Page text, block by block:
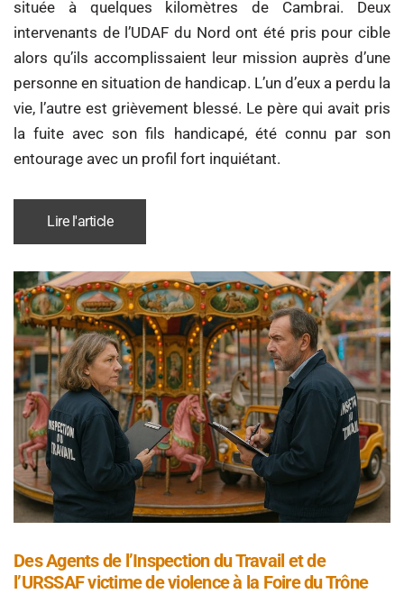
située à quelques kilomètres de Cambrai. Deux
intervenants de l’UDAF du Nord ont été pris pour cible
alors qu’ils accomplissaient leur mission auprès d’une
personne en situation de handicap. L’un d’eux a perdu la
vie, l’autre est grièvement blessé. Le père qui avait pris
la fuite avec son fils handicapé, été connu par son
entourage avec un profil fort inquiétant.
Lire l'article
Des Agents de l’Inspection du Travail et de
l’URSSAF victime de violence à la Foire du Trône